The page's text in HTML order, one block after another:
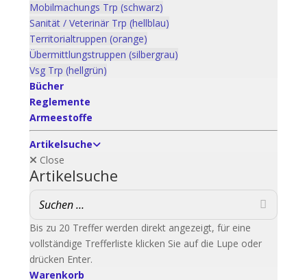
Mobilmachungs Trp (schwarz)
Sanität / Veterinär Trp (hellblau)
Territorialtruppen (orange)
Übermittlungstruppen (silbergrau)
Vsg Trp (hellgrün)
Bücher
Reglemente
Armeestoffe
Artikelsuche
Close
Artikelsuche
Bis zu 20 Treffer werden direkt angezeigt, für eine
vollständige Trefferliste klicken Sie auf die Lupe oder
drücken Enter.
Warenkorb